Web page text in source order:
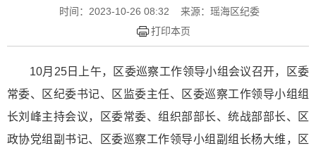
时间：2023-10-26 08:32
来源：瑶海区纪委
打印本页
10月25日上午，区委巡察工作领导小组会议召开，区委
常委、区纪委书记、区监委主任、区委巡察工作领导小组组
长刘峰主持会议，区委常委、组织部部长、统战部部长、区
政协党组副书记、区委巡察工作领导小组副组长杨大维，区